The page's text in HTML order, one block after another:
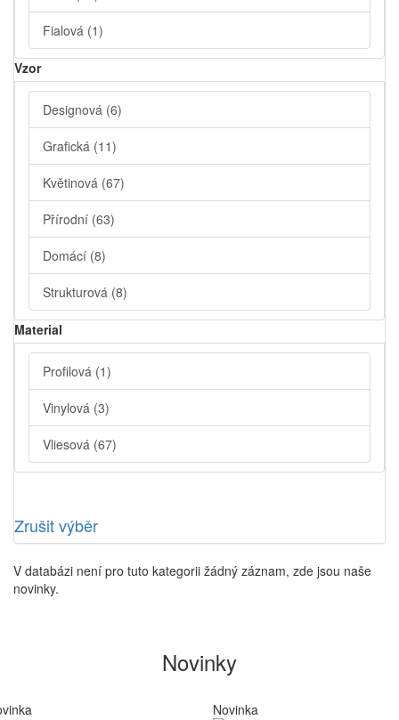
Fialová (1)
Vzor
Designová (6)
Grafická (11)
Květinová (67)
Přírodní (63)
Domácí (8)
Strukturová (8)
Material
Profilová (1)
Vinylová (3)
Vliesová (67)
Zrušit výběr
V databázi není pro tuto kategorii žádný záznam, zde jsou naše
novinky.
Novinky
Novinka